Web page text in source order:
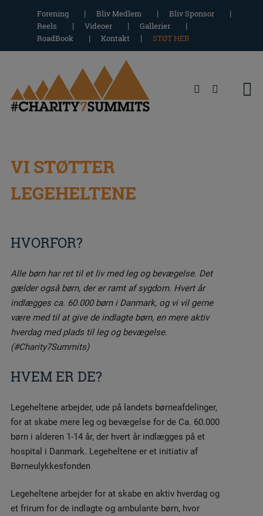
Forening Bliv Medlem
Bliv Sponsor
Reels
Videoer
Gallerier
RoadBook
Kontakt STØT HER
VI STØTTER
LEGEHELTENE
HVORFOR?
Alle børn har ret til et liv med leg og bevægelse. Det
gælder også børn, der er ramt af sygdom. Hvert år
indlægges ca. 60.000 børn i Danmark, og vi vil gerne
være med til at give de indlagte børn, en mere aktiv
hverdag med plads til leg og bevægelse.
(#Charity7Summits)
HVEM ER DE?
Legeheltene arbejder, ude på landets børneafdelinger,
for at skabe mere leg og bevægelse for de Ca. 60.000
børn i alderen 1-14 år, der hvert år indlægges på et
hospital i Danmark. Legeheltene er et initiativ af
Børneulykkesfonden
Legeheltene arbejder for at skabe en aktiv hverdag og
et frirum for de indlagte og ambulante børn, hvor